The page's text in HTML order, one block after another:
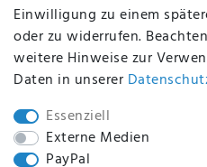
BEI UNS SIND SIE SICHER!
Einwilligung zu einem
oder zu widerrufen.
weitere Hinweise zur
Daten in unserer
Essenziell
Externe Medien
PayPal